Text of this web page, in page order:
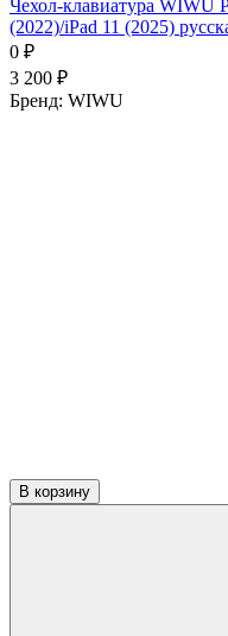
Чехол-клавиатура WIWU
(2022)/iPad 11 (2025)
0 ₽
3 200 ₽
Бренд: WIWU
В корзину